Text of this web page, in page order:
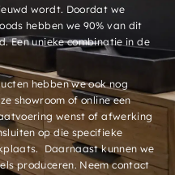
wordt. Doordat we
hebben we 90% van dit
Een unieke combinatie in de
hebben we ook nog
showroom of online een
wenst of afwerking
op die specifieke
Daarnaast kunnen we
produceren. Neem contact